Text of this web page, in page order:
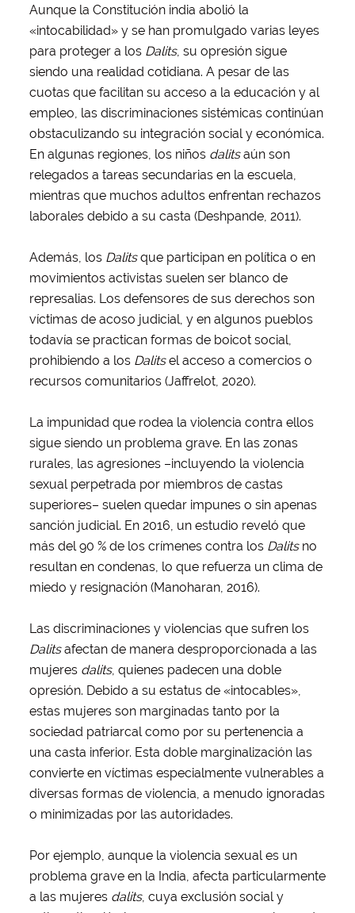
Aunque la Constitución india abolió la
«intocabilidad» y se han promulgado varias leyes
para proteger a los Dalits, su opresión sigue
siendo una realidad cotidiana. A pesar de las
cuotas que facilitan su acceso a la educación y al
empleo, las discriminaciones sistémicas continúan
obstaculizando su integración social y económica.
En algunas regiones, los niños dalitsaún son
relegados a tareas secundarias en la escuela,
mientras que muchos adultos enfrentan rechazos
laborales debido a su casta (Deshpande, 2011).
Además, los Dalitsque participan en política o en
movimientos activistas suelen ser blanco de
represalias. Los defensores de sus derechos son
víctimas de acoso judicial, y en algunos pueblos
todavía se practican formas de boicot social,
prohibiendo a los Dalitsel acceso a comercios o
recursos comunitarios (Jaffrelot, 2020).
La impunidad que rodea la violencia contra ellos
sigue siendo un problema grave. En las zonas
rurales, las agresiones –incluyendo la violencia
sexual perpetrada por miembros de castas
superiores– suelen quedar impunes o sin apenas
sanción judicial. En 2016, un estudio reveló que
más del 90 % de los crímenes contra los Dalitsno
resultan en condenas, lo que refuerza un clima de
miedo y resignación (Manoharan, 2016).
Las discriminaciones y violencias que sufren los
Dalitsafectan de manera desproporcionada a las
mujeres dalits, quienes padecen una doble
opresión. Debido a su estatus de «intocables»,
estas mujeres son marginadas tanto por la
sociedad patriarcal como por su pertenencia a
una casta inferior. Esta doble marginalización las
convierte en víctimas especialmente vulnerables a
diversas formas de violencia, a menudo ignoradas
o minimizadas por las autoridades.
Por ejemplo, aunque la violencia sexual es un
problema grave en la India, afecta particularmente
a las mujeres dalits, cuya exclusión social y